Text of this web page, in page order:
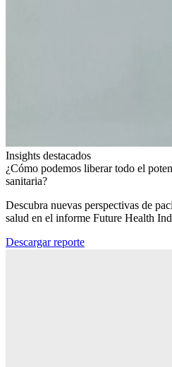
Insights destacados
¿Cómo podemos liberar todo el
sanitaria?​
Descubra nuevas perspectivas de
salud en el informe Future Health
Descargar reporte